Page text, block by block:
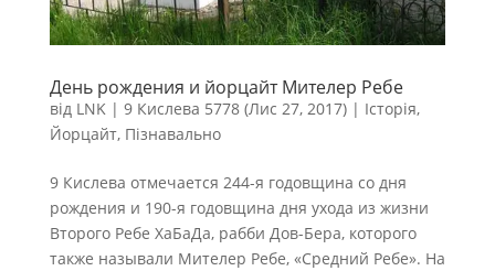
День рождения и йорцайт Мителер Ребе
від LNK | 9 Кислева 5778 (Лис 27, 2017)| Історія,
Йорцайт, Пізнавально
9 Кислева отмечается 244-я годовщина со дня
рождения и 190-я годовщина дня ухода из жизни
Второго Ребе ХаБаДа, рабби Дов-Бера, которого
также называли Мителер Ребе, «Средний Ребе». На